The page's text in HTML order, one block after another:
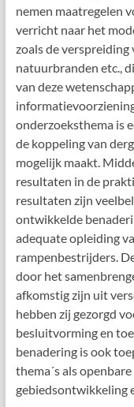
nemen maatregelen
verricht naar het
zoals de verspreiding
natuurbranden etc.,
van deze
onderzoeksthema is
de koppeling van
mogelijk maakt.
resultaten in de
resultaten zijn
ontwikkelde
adequate opleiding
rampenbestrijders.
door het
afkomstig zijn uit
hebben zij gezorgd
besluitvorming en
benadering is ook
thema´s als
gebiedsontwikkeling